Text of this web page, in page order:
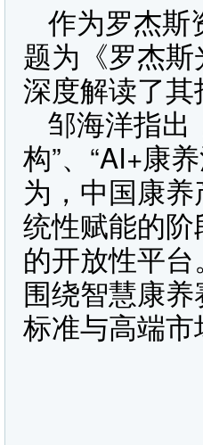
作为罗杰斯
题为《罗杰
深度解读了
邹海洋指出
构”、“AI+康
为，中国康
统性赋能的
的开放性平
围绕智慧康
标准与高端市